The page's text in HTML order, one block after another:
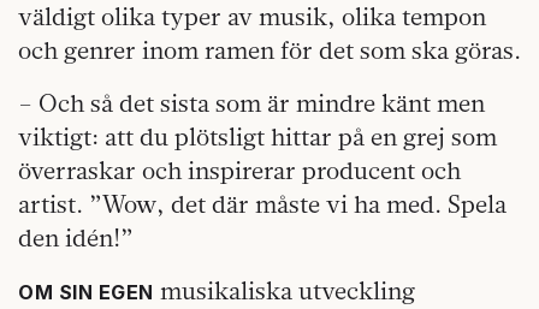
väldigt olika typer av musik, olika tempon
och genrer inom ramen för det som ska göras.
– Och så det sista som är mindre känt men
viktigt: att du plötsligt hittar på en grej som
överraskar och inspirerar producent och
artist. ”Wow, det där måste vi ha med. Spela
den idén!”
OM SIN EGEN musikaliska utveckling